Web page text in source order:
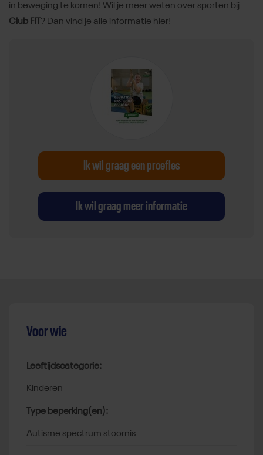
in beweging te komen! Wil je meer weten over sporten bij
Club FIT ? Dan vind je alle informatie hier!
Ik wil graag een proefles
Ik wil graag meer informatie
Voor wie
Leeftijdscategorie:
kinderen
Type beperking(en):
autisme spectrum stoornis